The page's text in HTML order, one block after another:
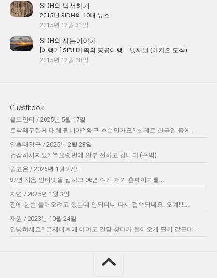
SIDH의 낙서하기
2015년 SIDH의 10대 뉴스
2015년 12월 31일
SIDH의 사는이야기
[여행기] SIDH가족의 홍콩여행 – 넷째날 (마카오 도착)
2015년 12월 28일
Guestbook
올드안티 / 2025년 5월 17일
토착왜구란게 대체 뭡니까? 왜구 후손인가요? 실제로 한국인 중에...
암흑대장군 / 2025년 2월 23일
건강하시지요? ^^ 오랫만에 안부 전하고 갑니다 (꾸벅)
윌고온 / 2025년 1월 27일
97년 처음 인터넷을 접하고 98년 여기 저기 홈페이지를...
지연 / 2025년 1월 3일
전에 한번 들어오려고 했는데 안되더니 다시 접속되네요. 오예!!!!...
재원 / 2023년 10월 24일
안녕하세요? 군제대후에 아마도 건담 찾다가 들어오게 된거 같은데....